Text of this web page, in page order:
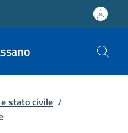
stato civile /